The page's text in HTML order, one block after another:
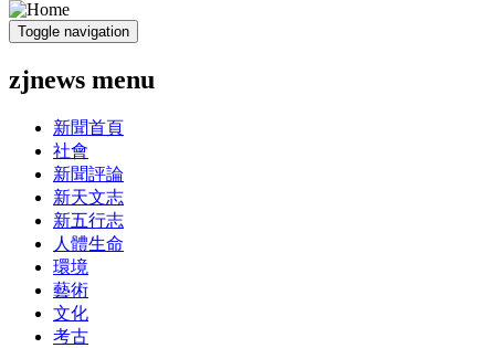
Toggle navigation
zjnews menu
新聞首頁
社會
新聞評論
新天文志
新五行志
人體生命
環境
藝術
文化
考古